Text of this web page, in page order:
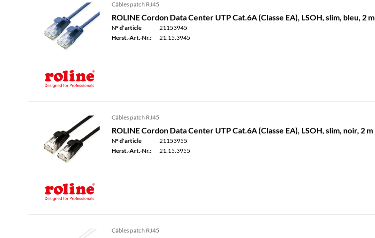
Câbles patch RJ45
ROLINE Cordon Data Center UTP Cat.6A (Classe EA), LSOH, slim, bleu, 2 m
N° d'article
21153945
Herst.-Art.-Nr.:
21.15.3945
Câbles patch RJ45
ROLINE Cordon Data Center UTP Cat.6A (Classe EA), LSOH, slim, noir, 2 m
N° d'article
21153955
Herst.-Art.-Nr.:
21.15.3955
Câbles patch RJ45